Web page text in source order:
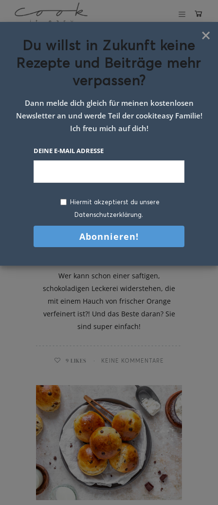
Schlagwort:
Rezept mit
Schokolade
Wer kann schon einer saftigen,
schokoladigen Leckerei widerstehen, die
mit einem Hauch von frischer Orange
verfeinert ist?! Und das Beste daran? Sie
sind super einfach!
9 LIKES KEINE KOMMENTARE
×
Du willst in Zukunft keine
Rezepte und Beiträge mehr
verpassen?
Dann melde dich gleich für meinen kostenlosen
Newsletter an und werde Teil der cookiteasy Familie!
Ich freu mich auf dich!
DEINE E-MAIL ADRESSE
Hiermit akzeptierst du unsere
Datenschutzerklärung.